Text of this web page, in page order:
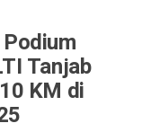
Tanjab
KM di